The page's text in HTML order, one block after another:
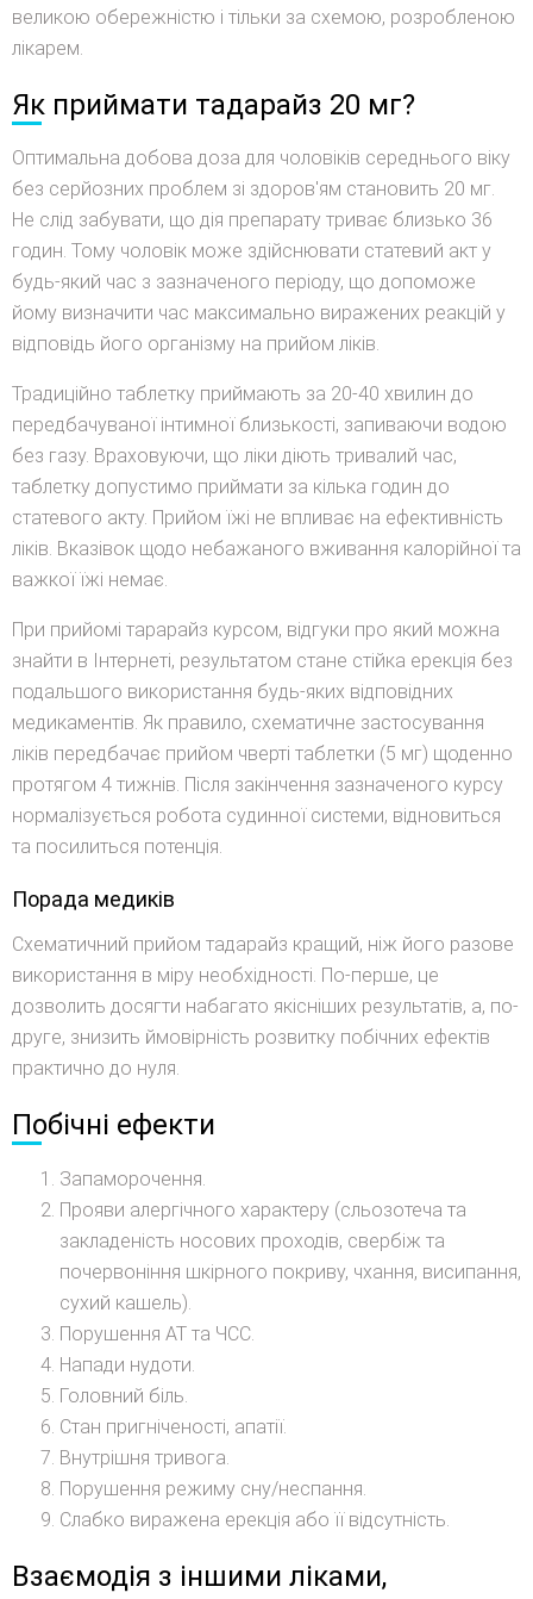
великою обережністю і тільки за схемою, розробленою
лікарем.
Як приймати тадарайз 20 мг?
Оптимальна добова доза для чоловіків середнього віку
без серйозних проблем зі здоров'ям становить 20 мг.
Не слід забувати, що дія препарату триває близько 36
годин. Тому чоловік може здійснювати статевий акт у
будь-який час з зазначеного періоду, що допоможе
йому визначити час максимально виражених реакцій у
відповідь його організму на прийом ліків.
Традиційно таблетку приймають за 20-40 хвилин до
передбачуваної інтимної близькості, запиваючи водою
без газу. Враховуючи, що ліки діють тривалий час,
таблетку допустимо приймати за кілька годин до
статевого акту. Прийом їжі не впливає на ефективність
ліків. Вказівок щодо небажаного вживання калорійної та
важкої їжі немає.
При прийомі тарарайз курсом, відгуки про який можна
знайти в Інтернеті, результатом стане стійка ерекція без
подальшого використання будь-яких відповідних
медикаментів. Як правило, схематичне застосування
ліків передбачає прийом чверті таблетки (5 мг) щоденно
протягом 4 тижнів. Після закінчення зазначеного курсу
нормалізується робота судинної системи, відновиться
та посилиться потенція.
Порада медиків
Схематичний прийом тадарайз кращий, ніж його разове
використання в міру необхідності. По-перше, це
дозволить досягти набагато якісніших результатів, а, по-
друге, знизить ймовірність розвитку побічних ефектів
практично до нуля.
Побічні ефекти
Запаморочення.
Прояви алергічного характеру (сльозотеча та
закладеність носових проходів, свербіж та
почервоніння шкірного покриву, чхання, висипання,
сухий кашель).
Порушення АТ та ЧСС.
Напади нудоти.
Головний біль.
Стан пригніченості, апатії.
Внутрішня тривога.
Порушення режиму сну/неспання.
Слабко виражена ерекція або її відсутність.
Взаємодія з іншими ліками,